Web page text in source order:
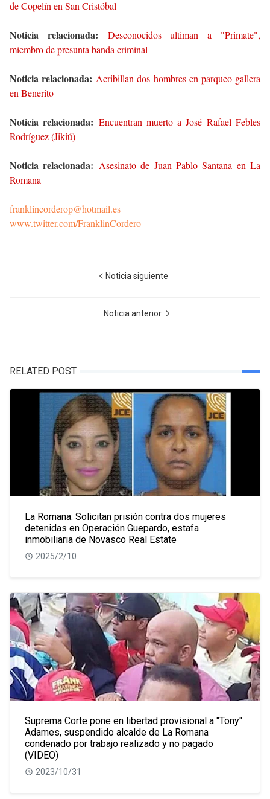
de Copelín en San Cristóbal
Noticia relacionada:
Desconocidos ultiman a "Primate",
miembro de presunta banda criminal
Noticia relacionada: Acribillan dos hombres en parqueo gallera
en Benerito
Noticia relacionada: Encuentran muerto a José Rafael Febles
Rodríguez (Jikiú)
Noticia relacionada: Asesinato de Juan Pablo Santana en La
Romana
franklincorderop@hotmail.es
www.twitter.com/FranklinCordero
Noticia siguiente
Noticia anterior
RELATED POST
La Romana: Solicitan prisión contra dos mujeres
detenidas en Operación Guepardo, estafa
inmobiliaria de Novasco Real Estate
2025/2/10
Suprema Corte pone en libertad provisional a "Tony"
Adames, suspendido alcalde de La Romana
condenado por trabajo realizado y no pagado
(VIDEO)
2023/10/31